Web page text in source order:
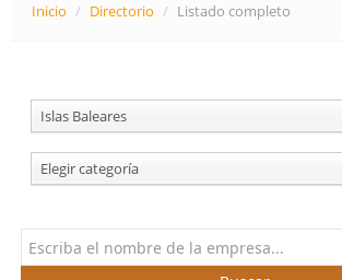
Contacto
Inicio / Directorio / Listado completo
Islas Baleares
Elegir categoría